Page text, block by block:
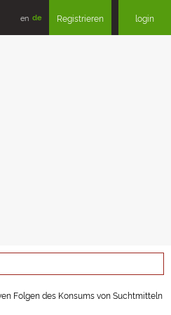
en de Registrieren login
Folgen des Konsums von Suchtmitteln